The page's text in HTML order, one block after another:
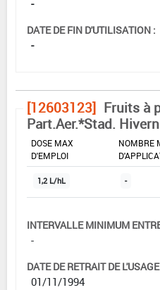
-
DATE DE FIN D'UTILISATION :
-
[12603123] Fruits à
Part.Aer.*Stad.
DOSE MAX
D'EMPLOI
NOMBRE
1,2 L/hL -
INTERVALLE MINIMUM
-
DATE DE RETRAIT DE
01/11/1994